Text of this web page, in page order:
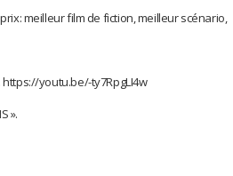
meilleur film de fiction, meilleur scénario,
https://youtu.be/-ty7RpgLI4w
».